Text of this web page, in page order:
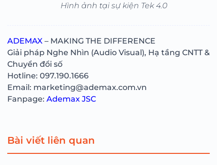
Hình ảnh tại sự kiện Tek 4.0
ADEMAX – MAKING THE DIFFERENCE
Giải pháp Nghe Nhìn (Audio Visual), Hạ tầng CNTT &
Chuyển đổi số
Hotline: 097.190.1666
Email: marketing@ademax.com.vn
Fanpage: Ademax JSC
Bài viết liên quan